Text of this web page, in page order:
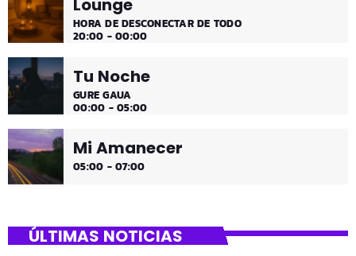
HORA DE DESCONECTAR DE TODO
20:00 - 00:00
Tu Noche
GURE GAUA
00:00 - 05:00
Mi Amanecer
05:00 - 07:00
ÚLTIMAS NOTICIAS